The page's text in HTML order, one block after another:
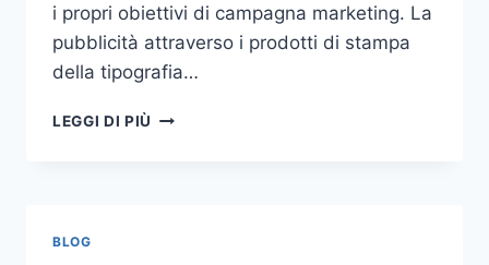
i propri obiettivi di campagna marketing. La
pubblicità attraverso i prodotti di stampa
della tipografia…
LEGGI DI PIÙ VUOI
BLOG